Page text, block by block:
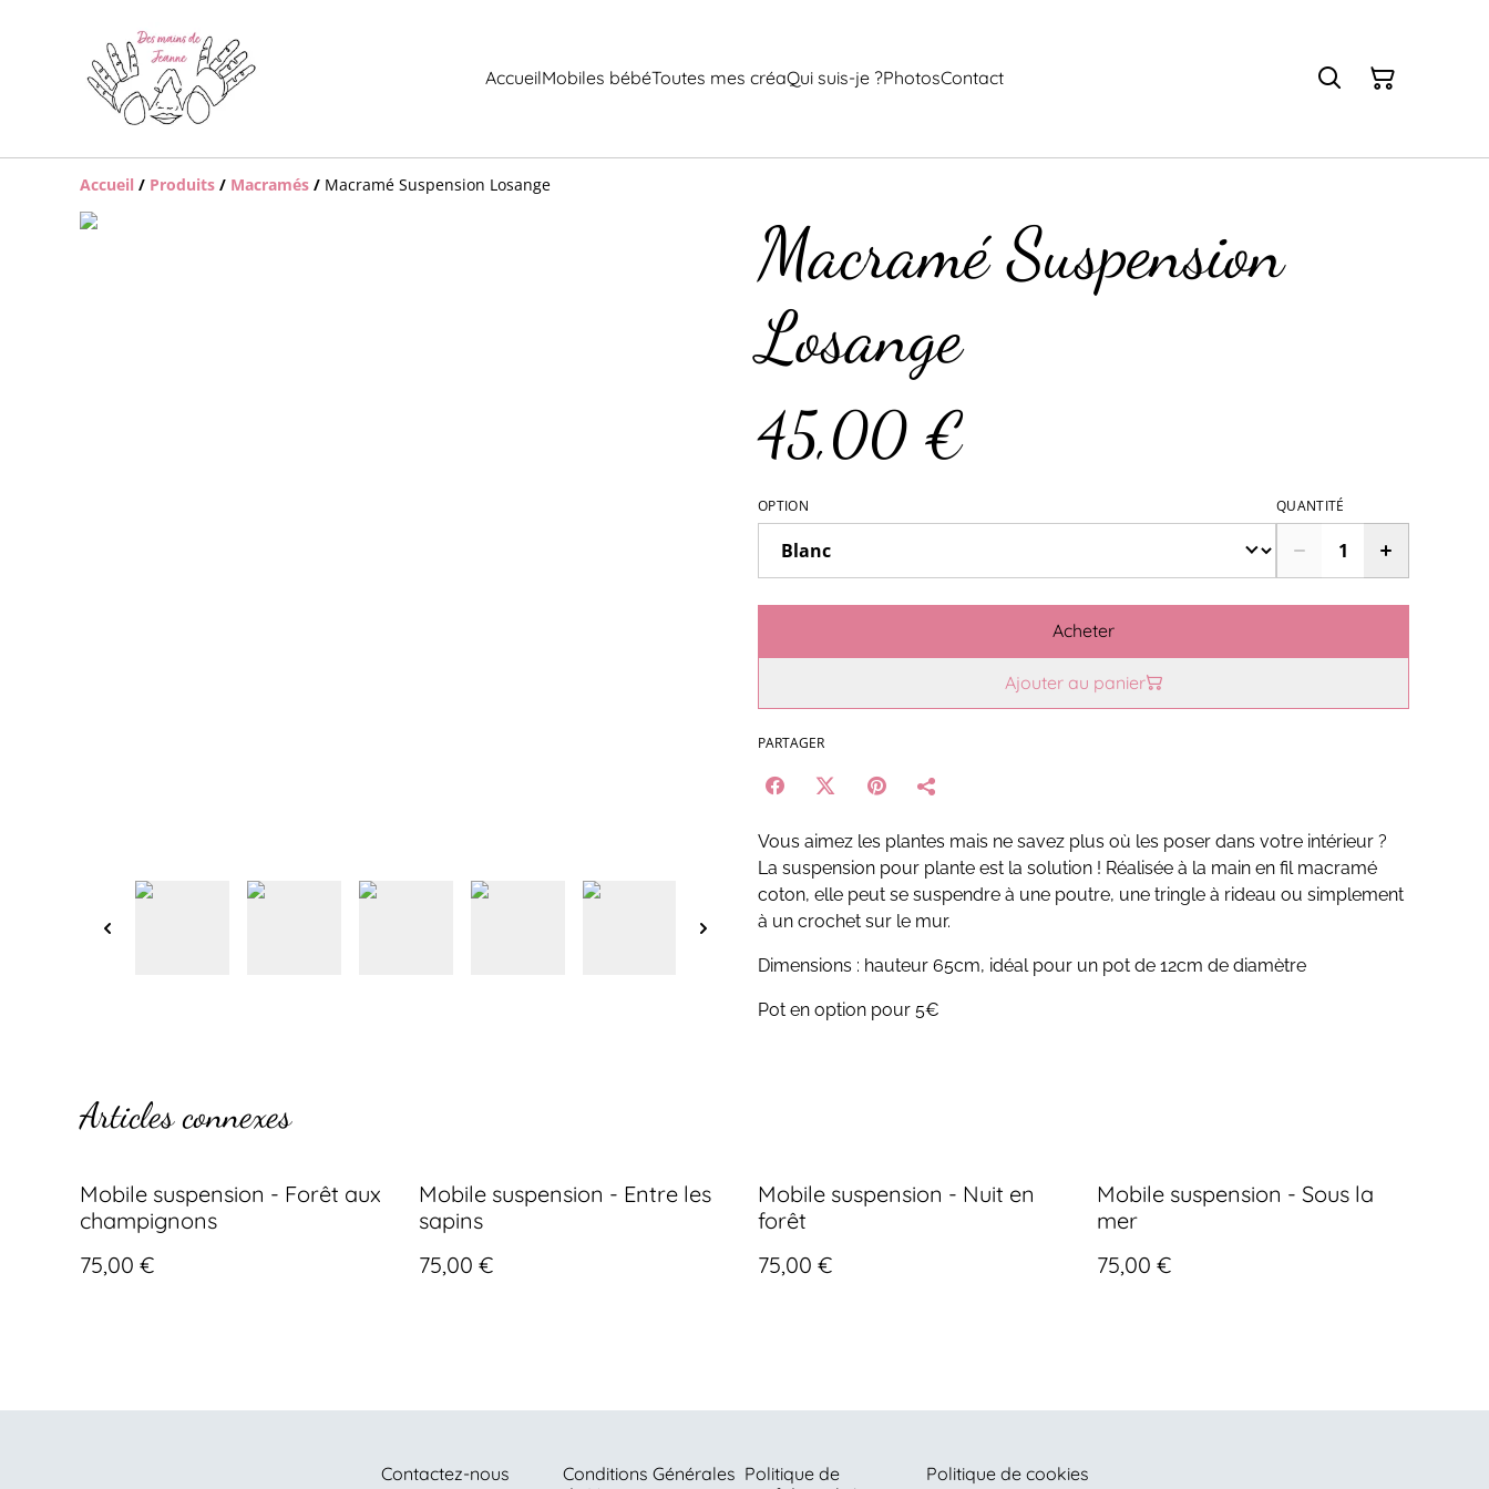
AccueilMobiles bébéToutes mes créaQui suis-je ?PhotosContact
Accueil / Produits / Macramés / Macramé Suspension Losange
Macramé Suspension
Losange
45,00 €
OPTION QUANTITÉ
Acheter
Ajouter au panier
PARTAGER
Vous aimez les plantes mais ne savez plus où les poser dans votre intérieur ?
La suspension pour plante est la solution ! Réalisée à la main en fil macramé
coton, elle peut se suspendre à une poutre, une tringle à rideau ou simplement
à un crochet sur le mur.
Dimensions : hauteur 65cm, idéal pour un pot de 12cm de diamètre
Pot en option pour 5€
Articles connexes
Mobile suspension - Forêt aux
champignons
75,00 €
Mobile suspension - Entre les
sapins
75,00 €
Mobile suspension - Nuit en
forêt
75,00 €
Mobile suspension - Sous la
mer
75,00 €
Contactez-nous
Conditions Générales Politique de
Politique de cookies